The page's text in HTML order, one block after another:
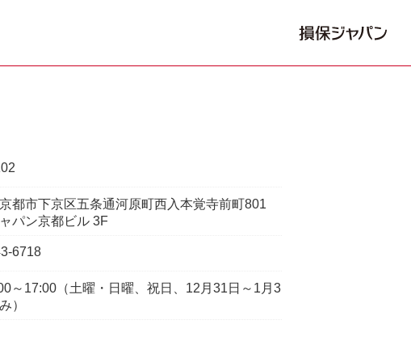
都市下京区五条通河原町西入本覚寺前町801
パン京都ビル 3F
6718
～17:00（土曜・日曜、祝日、12月31日～1月3
）